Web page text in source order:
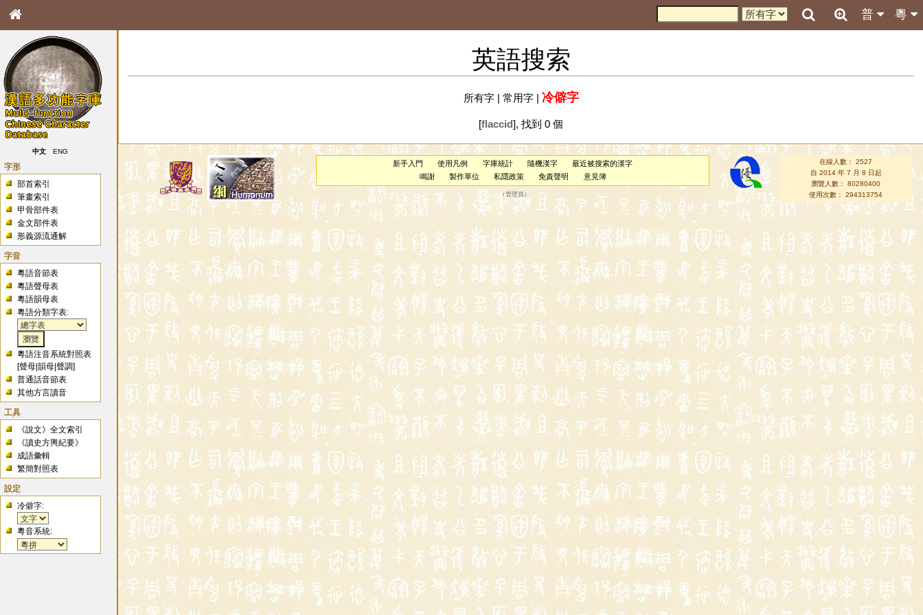
粵
普
中文 ENG
字形
部首索引
筆畫索引
甲骨部件表
金文部件表
形義源流通解
字音
粵語音節表
粵語聲母表
粵語韻母表
粵語分類字表:
粵語注音系統對照表
[聲母 |韻母 |聲調]
普通話音節表
其他方言讀音
工具
《說文》全文索引
《讀史方輿紀要》
成語彙輯
繁簡對照表
設定
冷僻字:
粵音系統:
英語搜索
所有字| 常用字| 冷僻字
[flaccid], 找到 0 個
新手入門 使用凡例 字庫統計 隨機漢字
最近被搜索的漢字
鳴謝
製作單位 私隱政策 免責聲明 意見簿
（管理員 ）
在線人數： 2527
自 2014 年 7 月 8 日起
瀏覽人數： 80280400
使用次數： 294313754